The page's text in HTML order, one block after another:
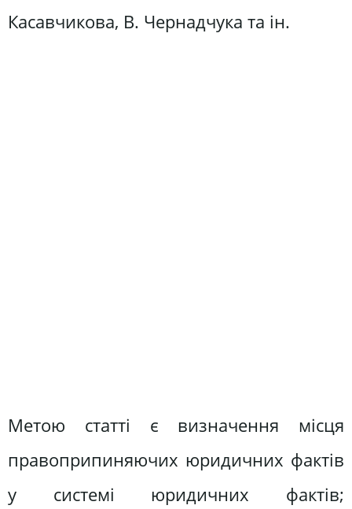
Касавчикова, В. Чернадчука та ін.
Метою статті є визначення місця
правоприпиняючих юридичних фактів
у системі юридичних фактів;